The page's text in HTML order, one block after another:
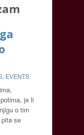
, EVENTS
je li
o tim
se